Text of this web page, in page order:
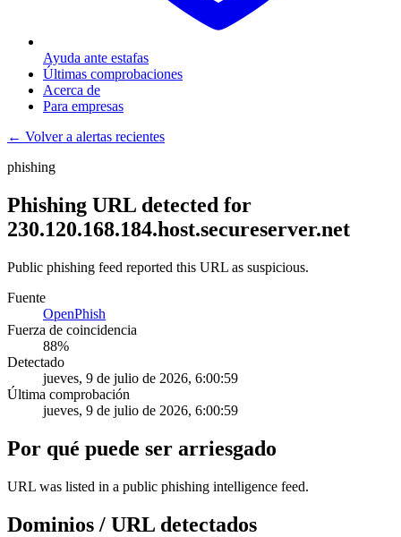
Ayuda ante estafas
Últimas comprobaciones
Acerca de
Para empresas
← Volver a alertas recientes
phishing
Phishing URL detected for
230.120.168.184.host.secureserver.net
Public phishing feed reported this URL as suspicious.
Fuente
OpenPhish
Fuerza de coincidencia
88%
Detectado
jueves, 9 de julio de 2026, 6:00:59
Última comprobación
jueves, 9 de julio de 2026, 6:00:59
Por qué puede ser arriesgado
URL was listed in a public phishing intelligence feed.
Dominios / URL detectados